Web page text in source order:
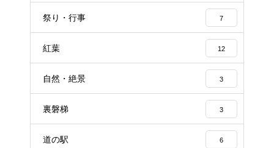
祭り・行事 7
紅葉 12
自然・絶景 3
裏磐梯 3
道の駅 6